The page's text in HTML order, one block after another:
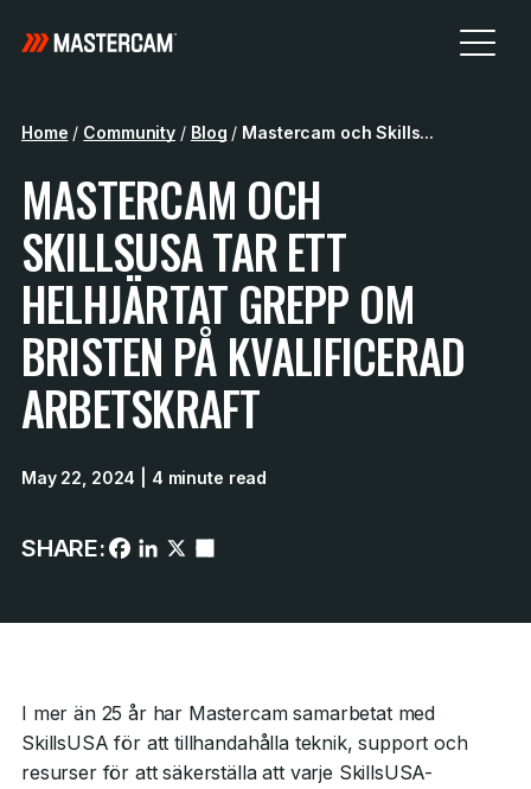
Home / Community / Blog / Mastercam och Skills...
MASTERCAM OCH
SKILLSUSA TAR ETT
HELHJÄRTAT GREPP OM
BRISTEN PÅ KVALIFICERAD
ARBETSKRAFT
May 22, 2024 | 4 minute read
SHARE:
I mer än 25 år har Mastercam samarbetat med
SkillsUSA för att tillhandahålla teknik, support och
resurser för att säkerställa att varje SkillsUSA-